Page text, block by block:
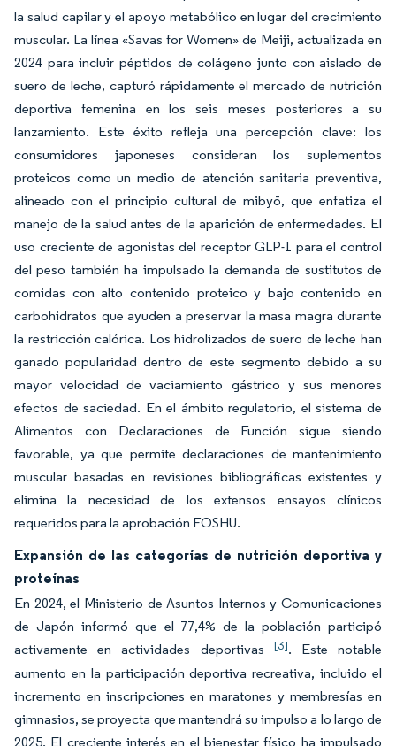
la salud capilar y el apoyo metabólico en lugar del crecimiento
muscular. La línea «Savas for Women» de Meiji, actualizada en
2024 para incluir péptidos de colágeno junto con aislado de
suero de leche, capturó rápidamente el mercado de nutrición
deportiva femenina en los seis meses posteriores a su
lanzamiento. Este éxito refleja una percepción clave: los
consumidores japoneses consideran los suplementos
proteicos como un medio de atención sanitaria preventiva,
alineado con el principio cultural demibyō, que enfatiza el
manejo de la salud antes de la aparición de enfermedades. El
uso creciente de agonistas del receptor GLP-1 para el control
del peso también ha impulsado la demanda de sustitutos de
comidas con alto contenido proteico y bajo contenido en
carbohidratos que ayuden a preservar la masa magra durante
la restricción calórica. Los hidrolizados de suero de leche han
ganado popularidad dentro de este segmento debido a su
mayor velocidad de vaciamiento gástrico y sus menores
efectos de saciedad. En el ámbito regulatorio, el sistema de
Alimentos con Declaraciones de Función sigue siendo
favorable, ya que permite declaraciones de mantenimiento
muscular basadas en revisiones bibliográficas existentes y
elimina la necesidad de los extensos ensayos clínicos
requeridos para la aprobación FOSHU.
Expansión de las categorías de nutrición deportiva y
proteínas
En 2024, el Ministerio de Asuntos Internos y Comunicaciones
de Japón informó que el 77,4% de la población participó
activamente en actividades deportivas [3]. Este notable
aumento en la participación deportiva recreativa, incluido el
incremento en inscripciones en maratones y membresías en
gimnasios, se proyecta que mantendrá su impulso a lo largo de
2025. El creciente interés en el bienestar físico ha impulsado